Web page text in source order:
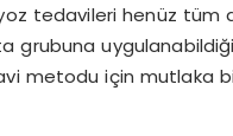
tedavileri henüz tüm
grubuna
metodu için mutlaka